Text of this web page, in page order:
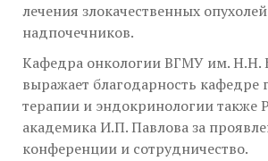
лечения злокачественных опухолей
надпочечников.
Кафедра онкологии ВГМУ им. Н.Н.
выражает благодарность кафедре
терапии и эндокринологии также
академика И.П. Павлова за
конференции и сотрудничество.